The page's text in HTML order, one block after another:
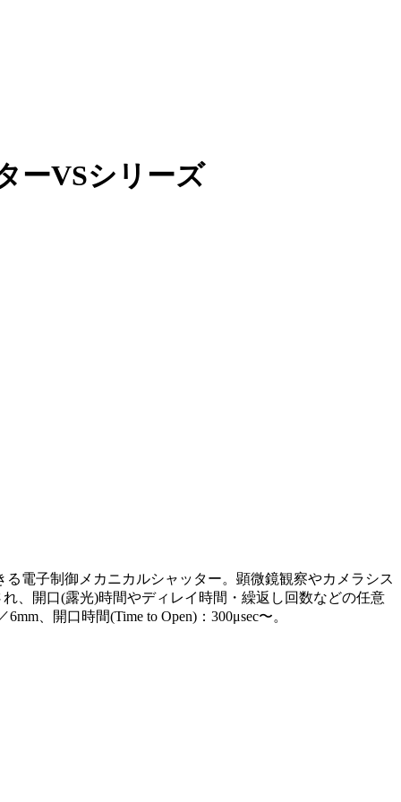
ーVSシリーズ
電子制御メカニカルシャッター。顕微鏡観察やカメラシス
、開口(露光)時間やディレイ時間・繰返し回数などの任意
、開口時間(Time to Open)：300μsec〜。